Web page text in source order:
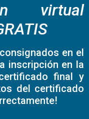
virtual
en el
inscripción en la
final y
del certificado